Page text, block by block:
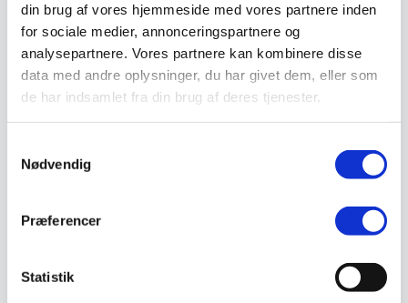
din brug af vores hjemmeside med vores partnere inden
for sociale medier, annonceringspartnere og
analysepartnere. Vores partnere kan kombinere disse
data med andre oplysninger, du har givet dem, eller som
de har indsamlet fra din brug af deres tjenester.
Nødvendig
Præferencer
Statistik
Såler
Sandal
Sko
Støvlet
Valg af sikkerhedssko